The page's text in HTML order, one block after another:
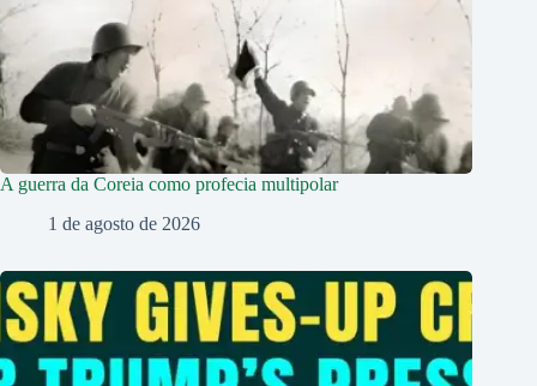
A guerra da Coreia como profecia multipolar
1 de agosto de 2026